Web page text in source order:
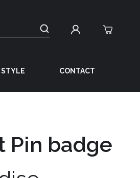
STYLE CONTACT
Pin badge